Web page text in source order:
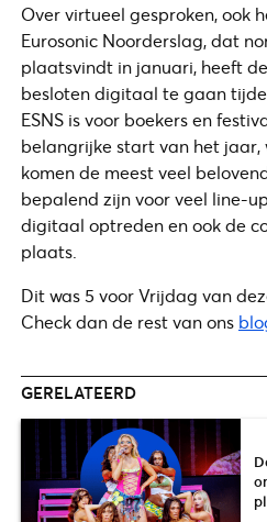
Over virtueel gesproken, ook
Eurosonic Noorderslag, dat
plaatsvindt in januari, heeft
besloten digitaal te gaan
ESNS is voor boekers en
belangrijke start van het jaar,
komen de meest veel
bepalend zijn voor veel line-
digitaal optreden en ook de
plaats.
Dit was 5 voor Vrijdag van
Check dan de rest van ons
GERELATEERD